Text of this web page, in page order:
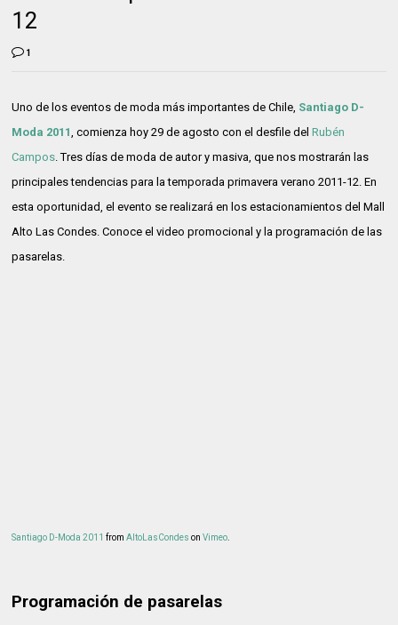
12
1
Uno de los eventos de moda más importantes de Chile, Santiago D-
Moda 2011, comienza hoy 29 de agosto con el desfile delRubén
Campos. Tres días de moda de autor y masiva, que nos mostrarán las
principales tendencias para la temporada primavera verano 2011-12. En
esta oportunidad, el evento se realizará en los estacionamientos del Mall
Alto Las Condes. Conoce el video promocional y la programación de las
pasarelas.
Santiago D-Moda 2011 fromAltoLasCondes onVimeo
Programación de pasarelas